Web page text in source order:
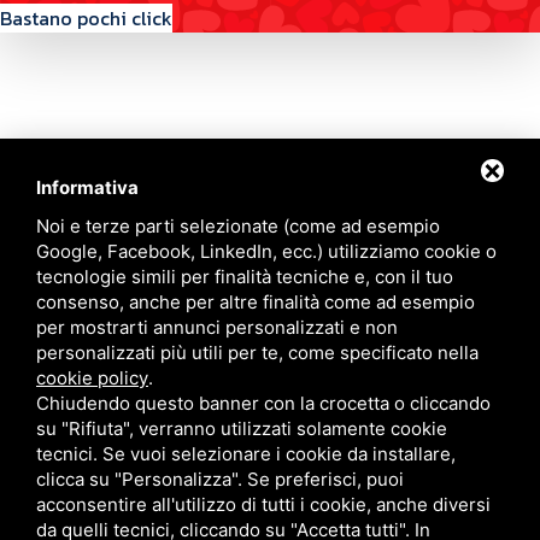
Informativa
Noi e terze parti selezionate (come ad esempio
Google, Facebook, LinkedIn, ecc.) utilizziamo cookie o
tecnologie simili per finalità tecniche e, con il tuo
consenso, anche per altre finalità come ad esempio
per mostrarti annunci personalizzati e non
personalizzati più utili per te, come specificato nella
cookie policy.
Chiudendo questo banner con la crocetta o cliccando
su "Rifiuta", verranno utilizzati solamente cookie
tecnici. Se vuoi selezionare i cookie da installare,
clicca su "Personalizza". Se preferisci, puoi
acconsentire all'utilizzo di tutti i cookie, anche diversi
da quelli tecnici, cliccando su "Accetta tutti". In
Bastano pochi click
Contattaci
Via Quinto Bucci, 205, 47521 Cesena (FC)
+39 0543 31536
+39 320 6635083
info@amiciziaeamore.it
Links
Chi siamo
Crea il tuo profilo
Franchising
Annunci
Blog
Contatti